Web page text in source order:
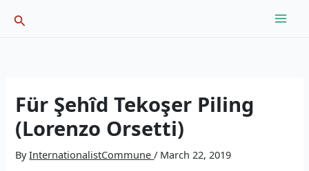
Search
Für Şehîd Tekoşer Piling
(Lorenzo Orsetti)
ByInternationalistCommune/ March 22, 2019